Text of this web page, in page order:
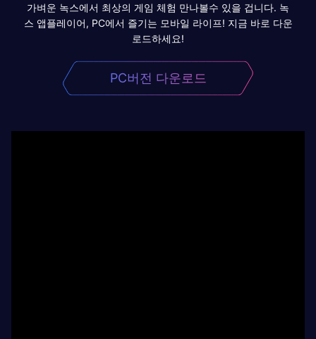
가벼운 녹스에서 최상의 게임 체험 만나볼수 있을 겁니다. 녹
스 앱플레이어, PC에서 즐기는 모바일 라이프! 지금 바로 다운
로드하세요!
PC버전 다운로드